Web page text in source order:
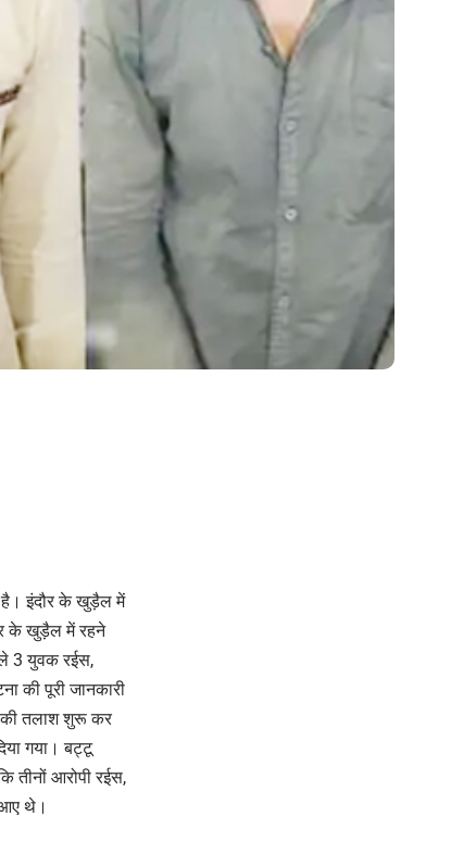
है। इंदौर के खुड़ैल में
के खुड़ैल में रहने
3 युवक रईस,
की पूरी जानकारी
की तलाश शुरू कर
गया। बट्टू
तीनों आरोपी रईस,
थे।